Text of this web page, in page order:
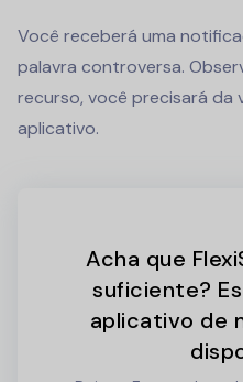
Você receberá uma
palavra controversa.
recurso, você precisará da
aplicativo.
Acha que
suficiente?
aplicativo de